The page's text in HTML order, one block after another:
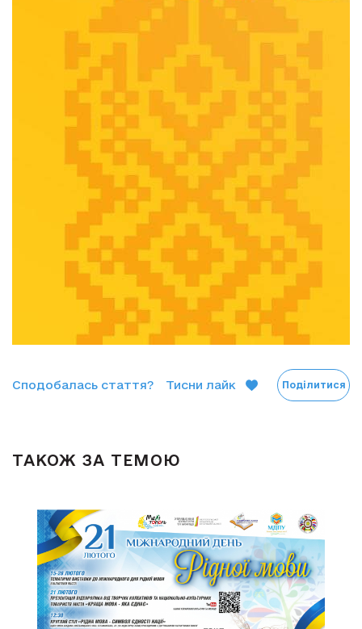
Сподобалась стаття? Тисни лайк Поділитися
ТАКОЖ ЗА ТЕМОЮ